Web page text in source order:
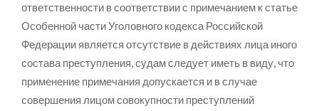
ответственности в соответствии с примечанием к статье
Особенной части Уголовного кодекса Российской
Федерации является отсутствие в действиях лица иного
состава преступления, судам следует иметь в виду, что
применение примечания допускается и в случае
совершения лицом совокупности преступлений